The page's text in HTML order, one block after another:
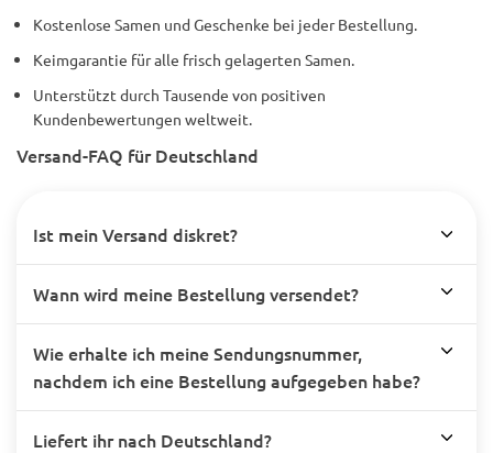
Kostenlose Samen und Geschenke bei jeder Bestellung.
Keimgarantie für alle frisch gelagerten Samen.
Unterstützt durch Tausende von positiven
Kundenbewertungen weltweit.
Versand-FAQ für Deutschland
Ist mein Versand diskret?
Wann wird meine Bestellung versendet?
Wie erhalte ich meine Sendungsnummer,
nachdem ich eine Bestellung aufgegeben habe?
Liefert ihr nach Deutschland?